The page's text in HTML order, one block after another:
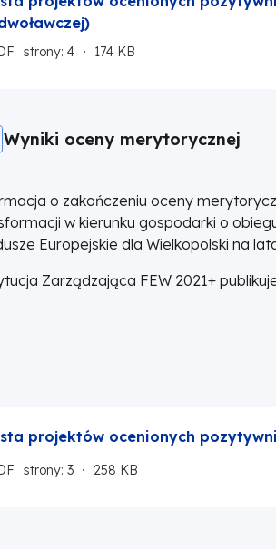
strony: 4 174 KB
Wyniki oceny merytorycznej
o zakończeniu oceny
w kierunku gospodarki o
Europejskie dla Wielkopolski na
Zarządzająca FEW 2021+
projektów ocenionych
strony: 3 258 KB